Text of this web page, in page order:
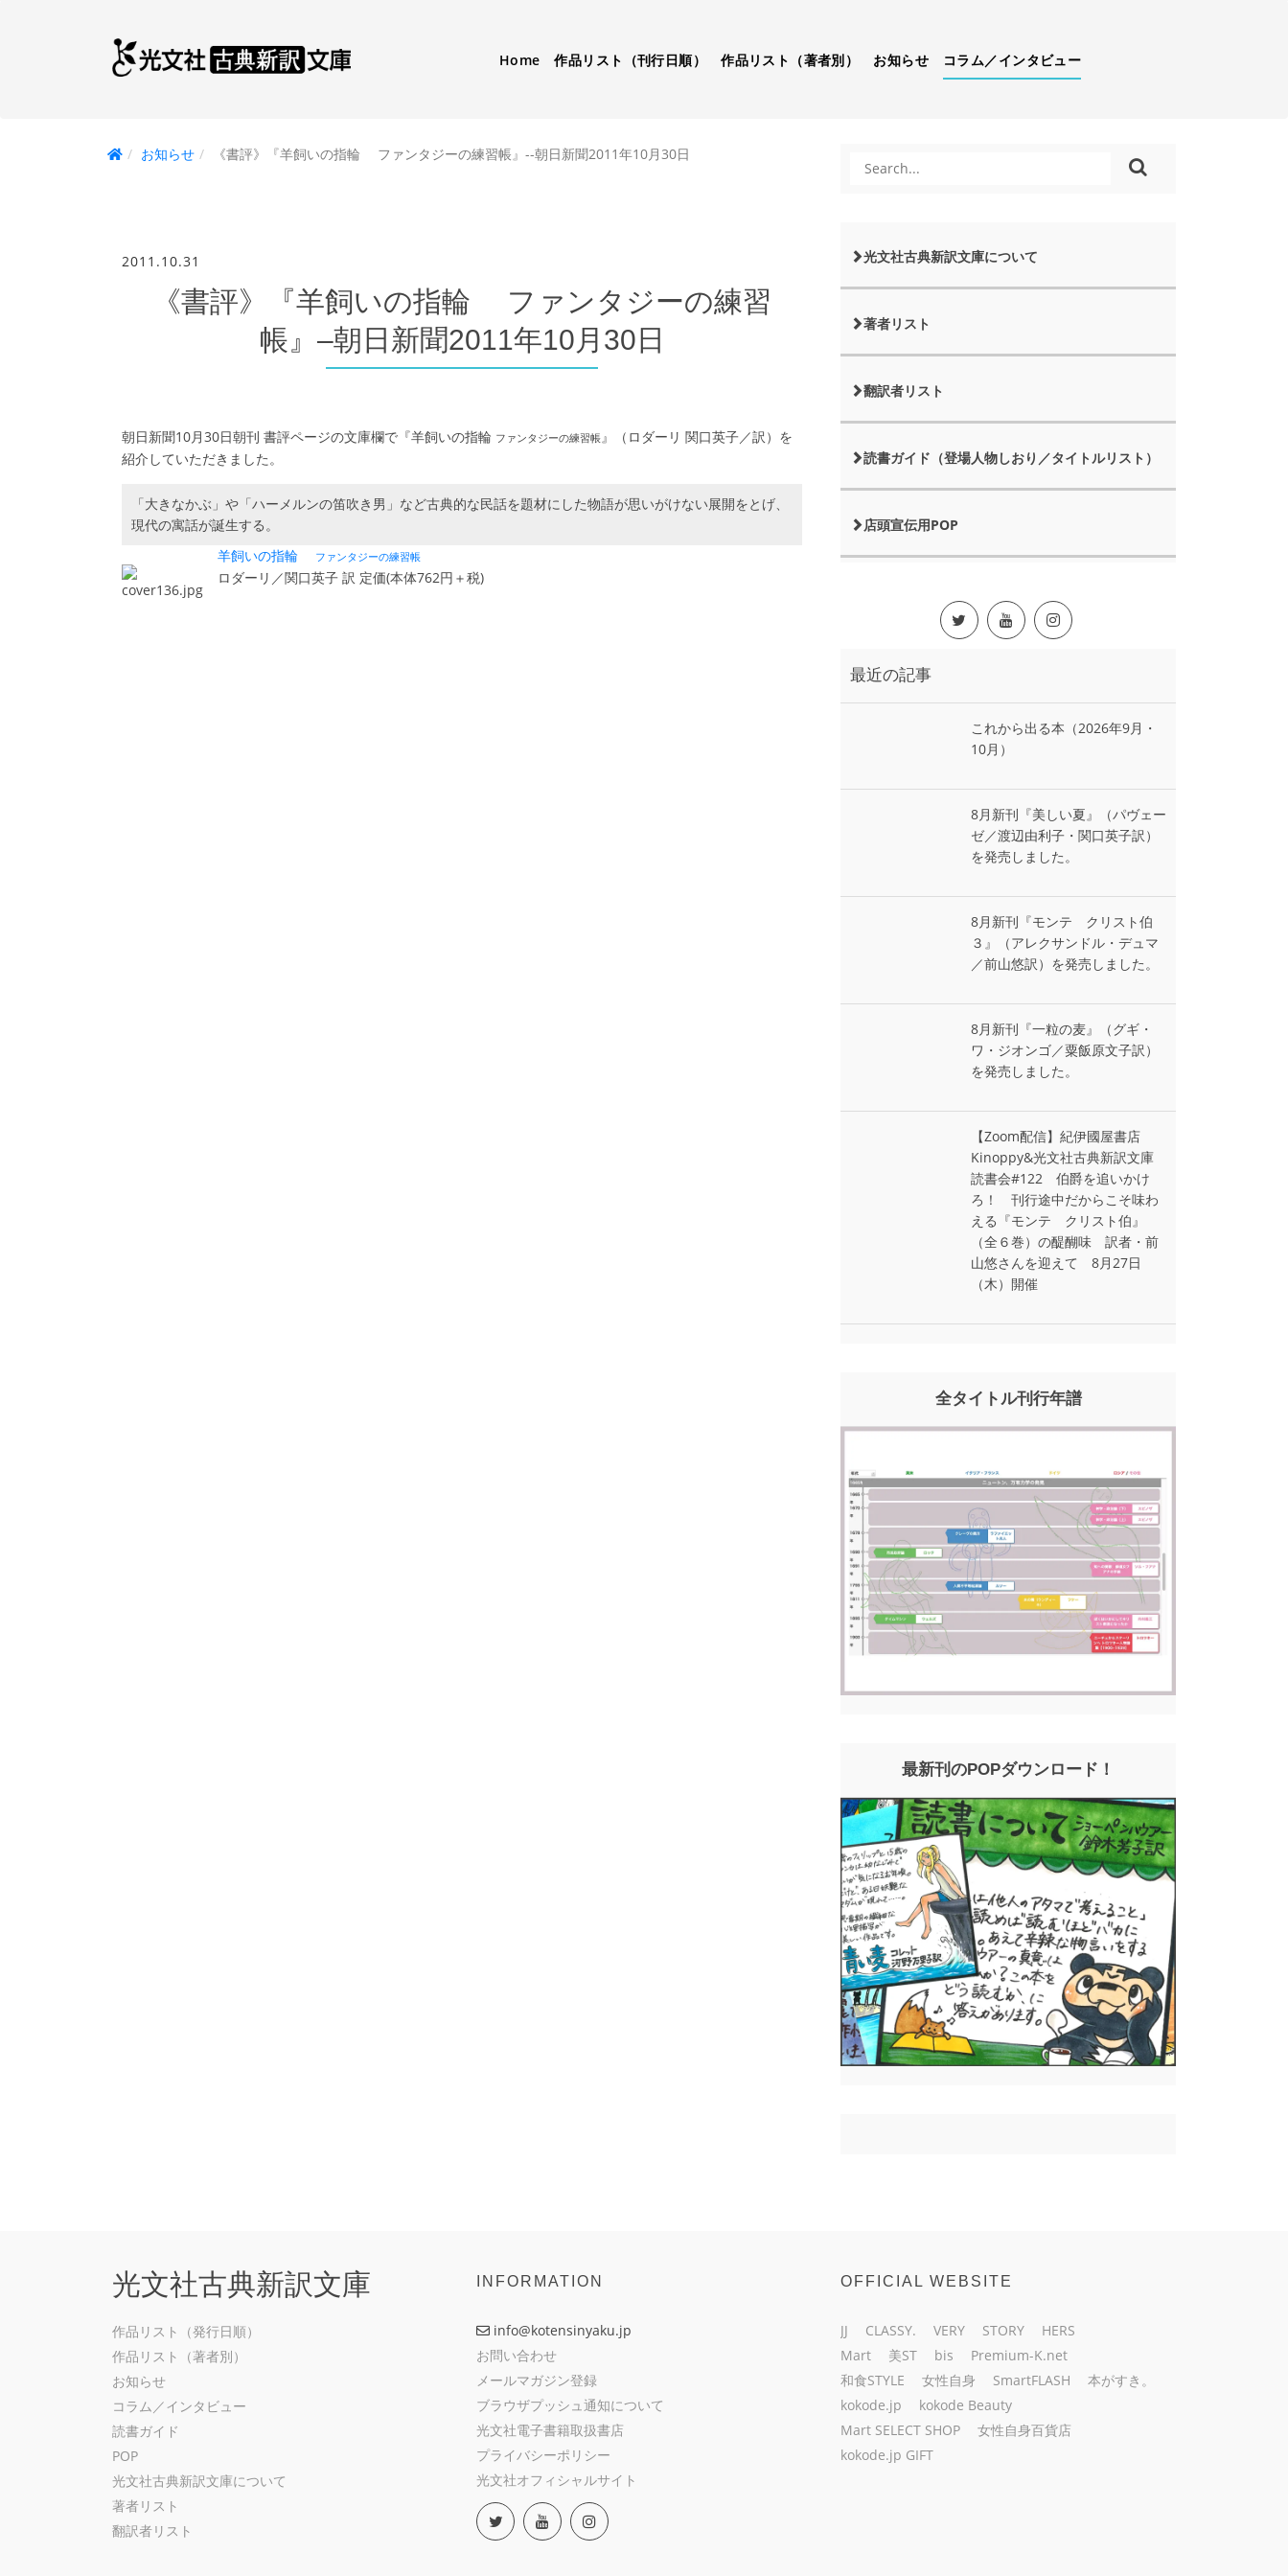
Home 作品リスト（刊行日順） 作品リスト（著者別） お知らせ コラム／インタビュー
お知らせ 《書評》『羊飼いの指輪 ファンタジーの練習帳』--朝日新聞2011年10月30日
2011.10.31
《書評》『羊飼いの指輪 ファンタジーの練習
帳』–朝日新聞2011年10月30日
朝日新聞10月30日朝刊 書評ページの文庫欄で『羊飼いの指輪 ファンタジーの練習帳』（ロダーリ 関口英子／訳）を
紹介していただきました。
「大きなかぶ」や「ハーメルンの笛吹き男」など古典的な民話を題材にした物語が思いがけない展開をとげ、
現代の寓話が誕生する。
羊飼いの指輪
ファンタジーの練習帳
ロダーリ／関口英子 訳 定価(本体762円＋税)
光文社古典新訳文庫について
著者リスト
翻訳者リスト
読書ガイド（登場人物しおり／タイトルリスト）
店頭宣伝用POP
最近の記事
これから出る本（2026年9月・
10月）
8月新刊『美しい夏』（パヴェー
ゼ／渡辺由利子・関口英子訳）
を発売しました。
8月新刊『モンテ゠クリスト伯
３』（アレクサンドル・デュマ
／前山悠訳）を発売しました。
8月新刊『一粒の麦』（グギ・
ワ・ジオンゴ／粟飯原文子訳）
を発売しました。
【Zoom配信】紀伊國屋書店
Kinoppy&光文社古典新訳文庫
読書会#122 伯爵を追いかけ
ろ！ 刊行途中だからこそ味わ
える『モンテ゠クリスト伯』
（全６巻）の醍醐味 訳者・前
山悠さんを迎えて 8月27日
（木）開催
全タイトル刊行年譜
最新刊のPOPダウンロード！
光文社古典新訳文庫
作品リスト（発行日順）
作品リスト（著者別）
お知らせ
コラム／インタビュー
読書ガイド
POP
光文社古典新訳文庫について
著者リスト
翻訳者リスト
INFORMATION
info@kotensinyaku.jp
お問い合わせ
メールマガジン登録
ブラウザプッシュ通知について
光文社電子書籍取扱書店
プライバシーポリシー
光文社オフィシャルサイト
OFFICIAL WEBSITE
JJ CLASSY. VERY STORY
HERS
Mart
美ST bis
Premium-K.net
和食STYLE
女性自身 SmartFLASH
本がすき。
kokode.jp
kokode Beauty
Mart SELECT SHOP
女性自身百貨店
kokode.jp GIFT